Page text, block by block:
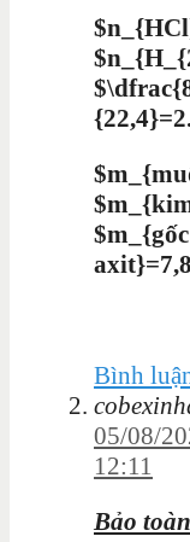
$m_{gốc
Bình
05/08/
12:11
Bảo